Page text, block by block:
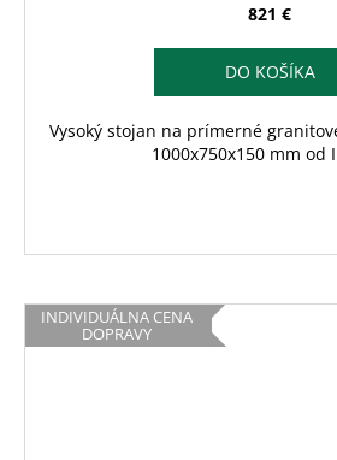
821 €
DO KOŠÍKA
Vysoký stojan na prímerné
1000x750x150 mm od
INDIVIDUÁLNA CENA
DOPRAVY